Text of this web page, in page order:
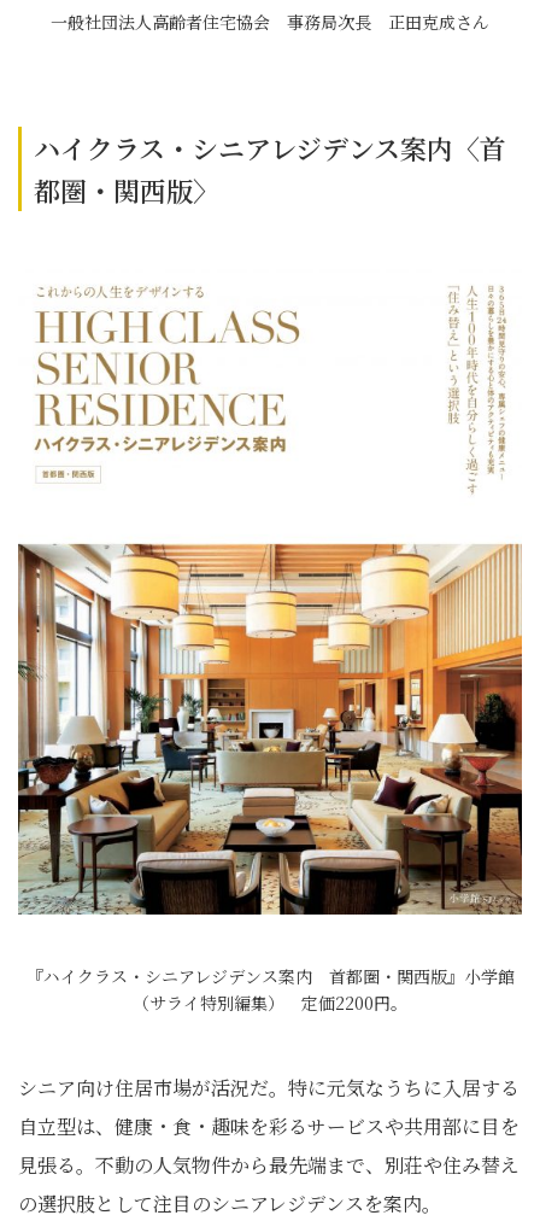
一般社団法人高齢者住宅協会 事務局次長 正田克成さん
ハイクラス・シニアレジデンス案内〈首
都圏・関西版〉
『ハイクラス・シニアレジデンス案内 首都圏・関西版』小学館
（サライ特別編集） 定価2200円。
シニア向け住居市場が活況だ。特に元気なうちに入居する
自立型は、健康・食・趣味を彩るサービスや共用部に目を
見張る。不動の人気物件から最先端まで、別荘や住み替え
の選択肢として注目のシニアレジデンスを案内。